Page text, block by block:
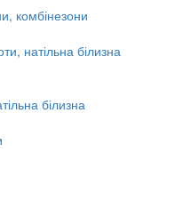
комбінезони
натільна білизна
білизна